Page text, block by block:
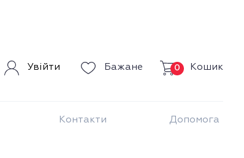
Увійти Бажане Кошик
0
Контакти Допомога